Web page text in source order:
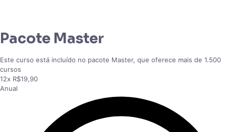
Pacote Master
Este curso está incluído no pacote Master, que oferece mais de 1.500
cursos
12x R$19,90
Anual